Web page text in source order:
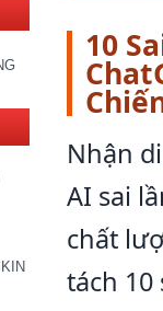
10
Nhận
AI sai
chất
tách 10